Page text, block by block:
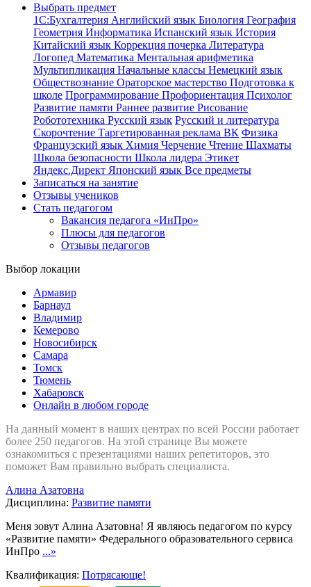
Выбрать предмет
1С:Бухгалтерия Английский язык Биология География
Геометрия Информатика Испанский язык История
Китайский язык Коррекция почерка Литература
Логопед Математика Ментальная арифметика
Мультипликация Начальные классы Немецкий язык
Обществознание Ораторское мастерство Подготовка к
школе Программирование Профориентация Психолог
Развитие памяти Раннее развитие Рисование
Робототехника Русский язык Русский и литература
Скорочтение Таргетированная реклама ВК Физика
Французский язык Химия Черчение Чтение Шахматы
Школа безопасности Школа лидера Этикет
Яндекс.Директ Японский язык Все предметы
Записаться на занятие
Отзывы учеников
Стать педагогом
Вакансия педагога «ИнПро»
Плюсы для педагогов
Отзывы педагогов
Выбор локации
Армавир
Барнаул
Владимир
Кемерово
Новосибирск
Самара
Томск
Тюмень
Хабаровск
Онлайн в любом городе
На данный момент в наших центрах по всей России работает
более 250 педагогов. На этой странице Вы можете
ознакомиться с презентациями наших репетиторов, это
поможет Вам правильно выбрать специалиста.
Алина Азатовна
Дисциплина: Развитие памяти
Меня зовут Алина Азатовна! Я являюсь педагогом по курсу
«Развитие памяти» Федерального образовательного сервиса
ИнПро ...»
Квалификация: Потрясающе!